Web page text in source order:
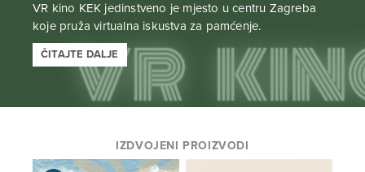
VR kino KEK jedinstveno je mjesto u centru Zagreba
koje pruža virtualna iskustva za pamćenje.
ČITAJTE DALJE
IZDVOJENI PROIZVODI